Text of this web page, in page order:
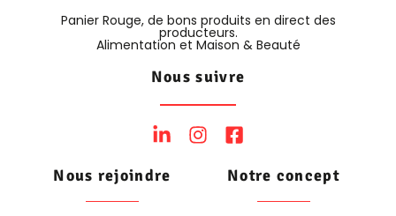
Panier Rouge, de bons produits en direct des
producteurs.
Alimentation et Maison & Beauté
Nous suivre
Nous rejoindre Notre concept